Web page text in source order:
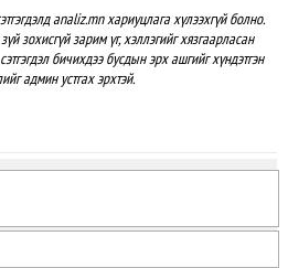
analiz.mn хариуцлага хүлээхгүй болно.
зохисгүй зарим үг, хэллэгийг хязгаарласан
бичихдээ бусдын эрх ашгийг хүндэтгэн
админ устгах эрхтэй.